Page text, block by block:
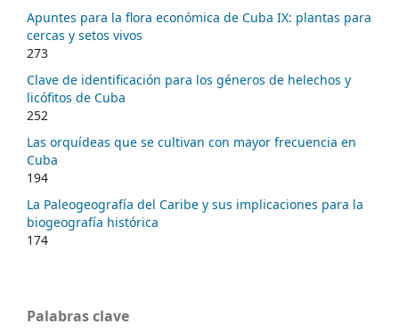
Apuntes para la flora económica de Cuba IX: plantas para
cercas y setos vivos
273
Clave de identificación para los géneros de helechos y
licófitos de Cuba
252
Las orquídeas que se cultivan con mayor frecuencia en
Cuba
194
La Paleogeografía del Caribe y sus implicaciones para la
biogeografía histórica
174
Palabras clave